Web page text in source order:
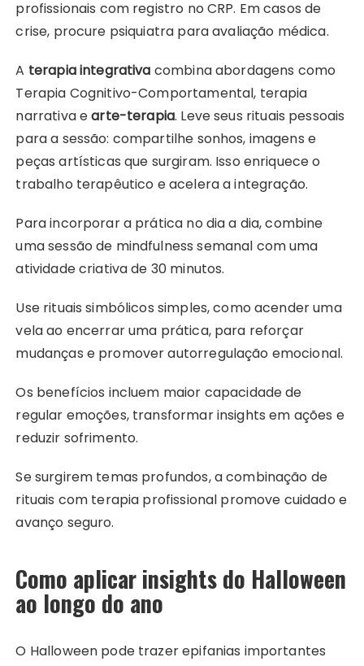
profissionais com registro no CRP. Em casos de
crise, procure psiquiatra para avaliação médica.
A terapia integrativa combina abordagens como
Terapia Cognitivo-Comportamental, terapia
narrativa earte-terapia. Leve seus rituais pessoais
para a sessão: compartilhe sonhos, imagens e
peças artísticas que surgiram. Isso enriquece o
trabalho terapêutico e acelera a integração.
Para incorporar a prática no dia a dia, combine
uma sessão de mindfulness semanal com uma
atividade criativa de 30 minutos.
Use rituais simbólicos simples, como acender uma
vela ao encerrar uma prática, para reforçar
mudanças e promover autorregulação emocional.
Os benefícios incluem maior capacidade de
regular emoções, transformar insights em ações e
reduzir sofrimento.
Se surgirem temas profundos, a combinação de
rituais com terapia profissional promove cuidado e
avanço seguro.
Como aplicar insights do Halloween
ao longo do ano
O Halloween pode trazer epifanias importantes